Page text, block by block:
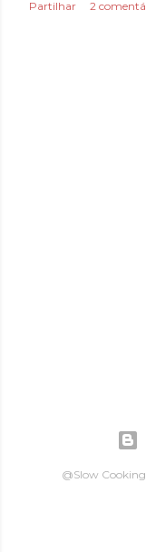
Partilhar 2
@Slow